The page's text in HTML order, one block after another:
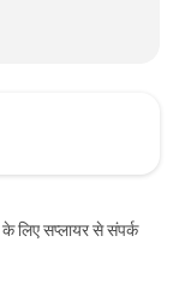
लिए सप्लायर से संपर्क